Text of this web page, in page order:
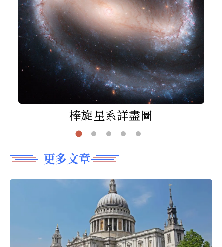
棒旋星系詳盡圖
更多文章